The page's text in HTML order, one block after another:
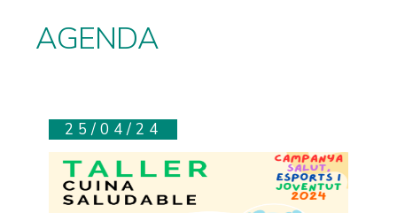
AGENDA
25/04/24